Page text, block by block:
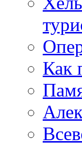
Как